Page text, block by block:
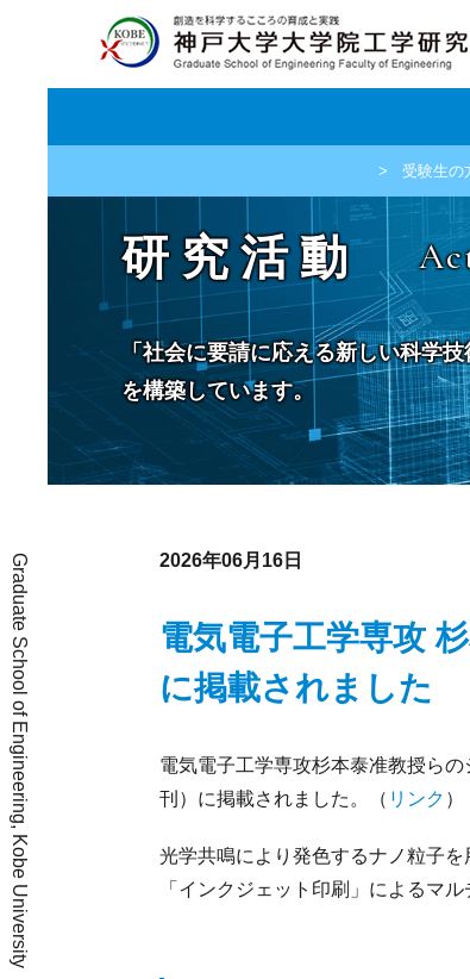
受験生の
Graduate School of Engineering, Kobe University
研究活動
「社会に要請に応える新しい科学
を構築しています。
2026年06月16日
電気電子工学専攻
に掲載されました
電気電子工学専攻杉本泰准教授ら
刊）に掲載されました。（ リンク ）
光学共鳴により発色するナノ粒子
「インクジェット印刷」によるマ